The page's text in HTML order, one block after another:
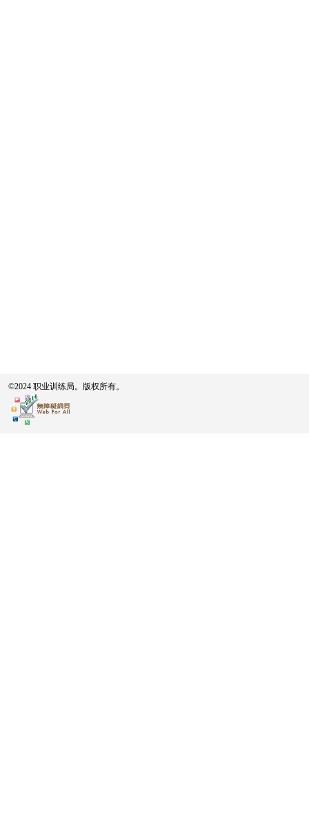
©2024 职业训练局。版权所有。